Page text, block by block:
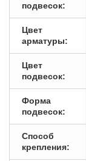
подвесок:
Цвет
арматуры:
Цвет
подвесок:
Форма
подвесок:
Способ
крепления: